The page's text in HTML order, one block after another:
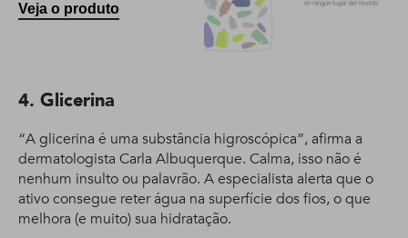
Veja o produto
4. Glicerina
“A glicerina é uma substância higroscópica”, afirma a
dermatologista Carla Albuquerque. Calma, isso não é
nenhum insulto ou palavrão. A especialista alerta que o
ativo consegue reter água na superfície dos fios, o que
melhora (e muito) sua hidratação.